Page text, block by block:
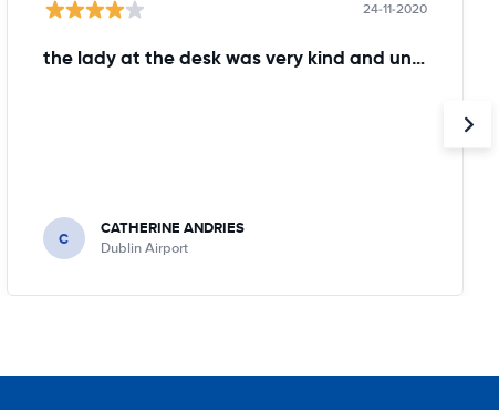
24-11-2020
the lady at the desk was very kind and understanding!
C CATHERINE ANDRIES
Dublin Airport